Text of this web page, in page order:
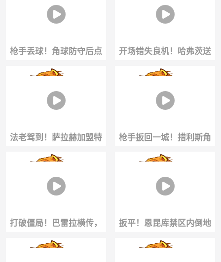
长莫及！！ 目送！
枪手丢球！角球防守后点
漏人，里克尔梅无人盯防
抽射破门！
开场错失良机！哈弗茨送
妙传，约克雷斯单刀推射
被扑出
法老驾到！萨拉赫加盟特
拉布宗！引爆土耳其足
坛！
枪手扳回一城！措利斯角
球送助攻！因卡皮耶头球
破门！
打破僵局！巴雷拉横传，
迪马尔科前插轻松破门
扳平！恩昆库禁区内倒地
造点，随后自己主罚命中